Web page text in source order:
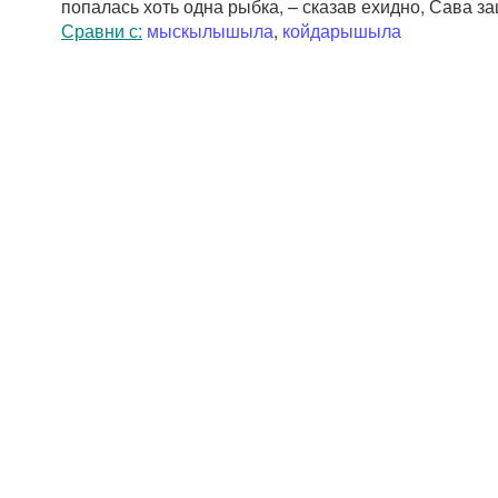
попалась хоть одна рыбка, – сказав ехидно, Сава
Сравни с: мыскылышыла, койдарышыла